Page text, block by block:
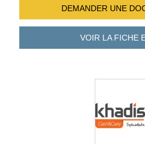
DEMANDER UNE
VOIR LA FICHE